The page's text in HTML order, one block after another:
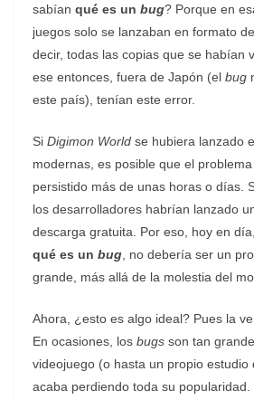
sabían qué es un bug? Porque en
juegos solo se lanzaban en formato
decir, todas las copias que se habían
ese entonces, fuera de Japón (el bug
este país), tenían este error.
Si Digimon World se hubiera lanzado
modernas, es posible que el
persistido más de unas horas o días.
los desarrolladores habrían lanzado
descarga gratuita. Por eso, hoy en
qué es un bug , no debería ser un
grande, más allá de la molestia del
Ahora, ¿esto es algo ideal? Pues la
En ocasiones, los bugs son tan
videojuego (o hasta un propio estudio
acaba perdiendo toda su popularidad.